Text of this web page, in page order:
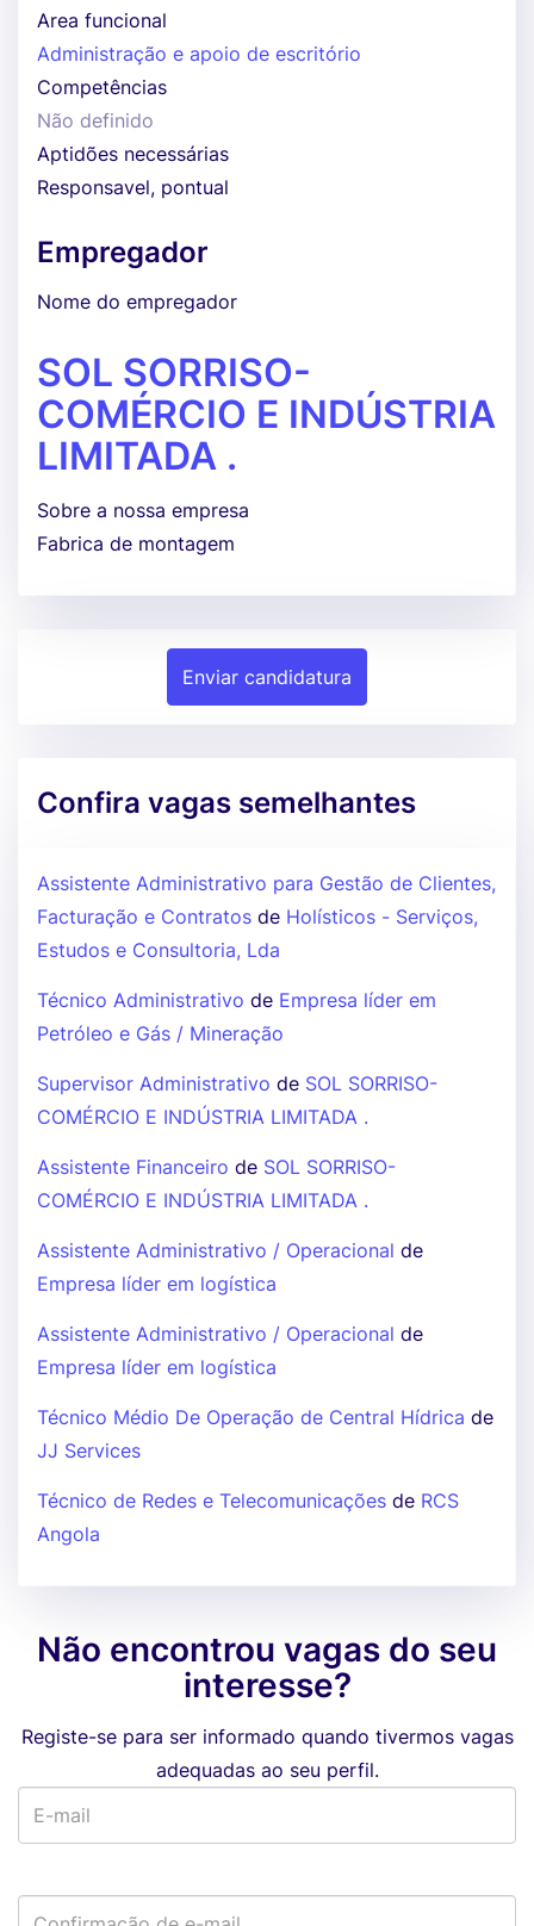
Area funcional
Administração e apoio de escritório
Competências
Não definido
Aptidões necessárias
Responsavel, pontual
Empregador
Nome do empregador
SOL SORRISO-
COMÉRCIO E INDÚSTRIA
LIMITADA .
Sobre a nossa empresa
Fabrica de montagem
Enviar candidatura
Confira vagas semelhantes
Assistente Administrativo para Gestão de Clientes,
Facturação e Contratos de Holísticos - Serviços,
Estudos e Consultoria, Lda
Técnico Administrativo de Empresa líder em
Petróleo e Gás / Mineração
Supervisor Administrativo de SOL SORRISO-
COMÉRCIO E INDÚSTRIA LIMITADA .
Assistente Financeiro de SOL SORRISO-
COMÉRCIO E INDÚSTRIA LIMITADA .
Assistente Administrativo / Operacional de
Empresa líder em logística
Assistente Administrativo / Operacional de
Empresa líder em logística
Técnico Médio De Operação de Central Hídrica de
JJ Services
Técnico de Redes e Telecomunicações de RCS
Angola
Não encontrou vagas do seu
interesse?
Registe-se para ser informado quando tivermos vagas
adequadas ao seu perfil.